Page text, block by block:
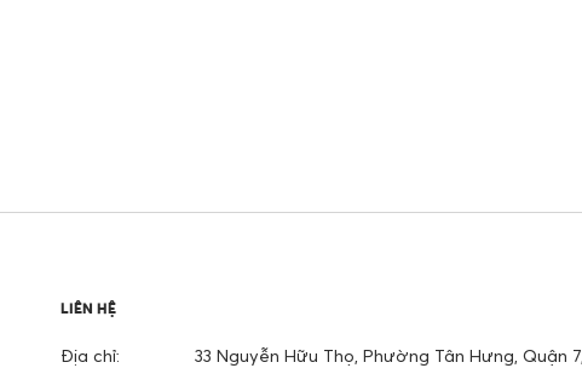
LIÊN HỆ
Địa chỉ:
33 Nguyễn Hữu Thọ, Phường Tân Hưng, Quận 7,